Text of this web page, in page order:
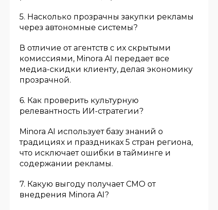
5. Насколько прозрачны закупки рекламы
через автономные системы?
В отличие от агентств с их скрытыми
комиссиями, Minora AI передает все
медиа-скидки клиенту, делая экономику
прозрачной.
6. Как проверить культурную
релевантность ИИ-стратегии?
Minora AI использует базу знаний о
традициях и праздниках 5 стран региона,
что исключает ошибки в тайминге и
содержании рекламы.
7. Какую выгоду получает CMO от
внедрения Minora AI?